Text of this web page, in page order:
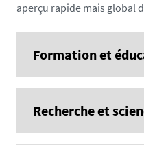
aperçu rapide mais global
Formation et
étudiantes et des
pour l’accès du plus
Recherche et